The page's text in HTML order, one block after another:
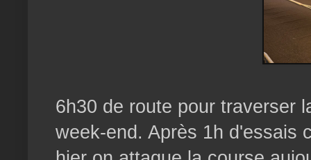
6h30 de route pour traverser
week-end. Après 1h d'essais